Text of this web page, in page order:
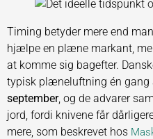
Timing betyder mere end
hjælpe en plæne markant,
at komme sig bagefter.
typisk plæneluftning én gang
september, og de advarer
jord, fordi knivene får
mere, som beskrevet hos